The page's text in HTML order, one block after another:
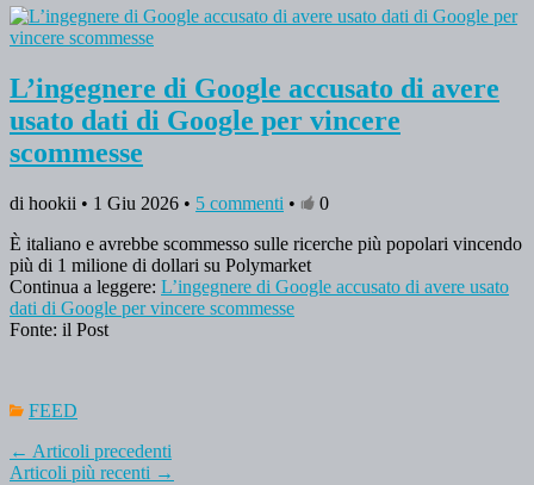
L’ingegnere di Google accusato di avere
usato dati di Google per vincere
scommesse
di hookii • 1 Giu 2026 • 5 commenti •
0
È italiano e avrebbe scommesso sulle ricerche più popolari vincendo
più di 1 milione di dollari su Polymarket
Continua a leggere: L’ingegnere di Google accusato di avere usato
dati di Google per vincere scommesse
Fonte: il Post
FEED
← Articoli precedenti
Articoli più recenti →